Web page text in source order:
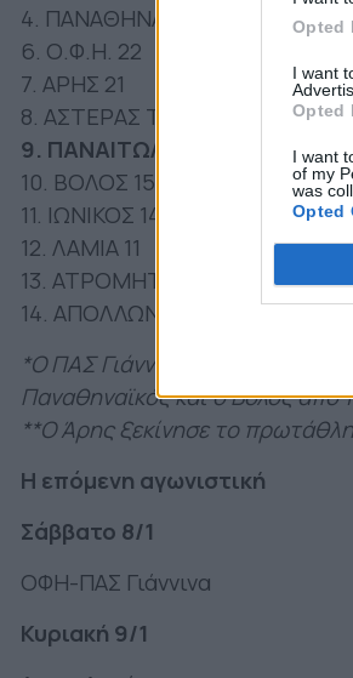
Opted
I want
Opted
I want
of my
was
Opted
4. ΠΑΝΑΘΗΝΑΪΚΟΣ 23
6. Ο.Φ.Η. 22
7. ΑΡΗΣ 21
8. ΑΣΤΕΡΑΣ ΤΡΙΠ. 20
9. ΠΑΝΑΙΤΩΛΙΚΟΣ 15
10. ΒΟΛΟΣ 15
11. ΙΩΝΙΚΟΣ 14
12. ΛΑΜΙΑ 11
13. ΑΤΡΟΜΗΤΟΣ ΑΘ. 9
14. ΑΠΟΛΛΩΝ ΣΜ. 7
*Ο ΠΑΣ Γιάννινα, ο Αστέρας
Παναθηναϊκός και ο Βόλος από
**Ο Άρης ξεκίνησε το
Η επόμενη αγωνιστική
Σάββατο 8/1
ΟΦΗ-ΠΑΣ Γιάννινα
Κυριακή 9/1